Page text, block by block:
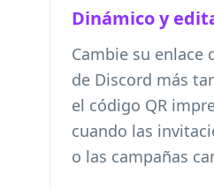
Dinámico y
Cambie su enlace
de Discord más
el código QR
cuando las
o las campañas